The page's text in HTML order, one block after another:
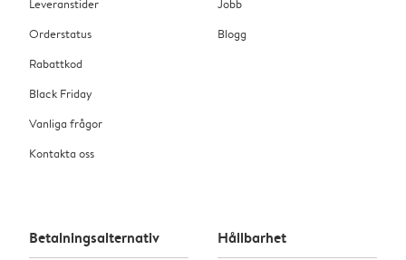
Leveranstider
Orderstatus
Rabattkod
Black Friday
Vanliga frågor
Kontakta oss
Jobb
Blogg
Betalningsalternativ Hållbarhet